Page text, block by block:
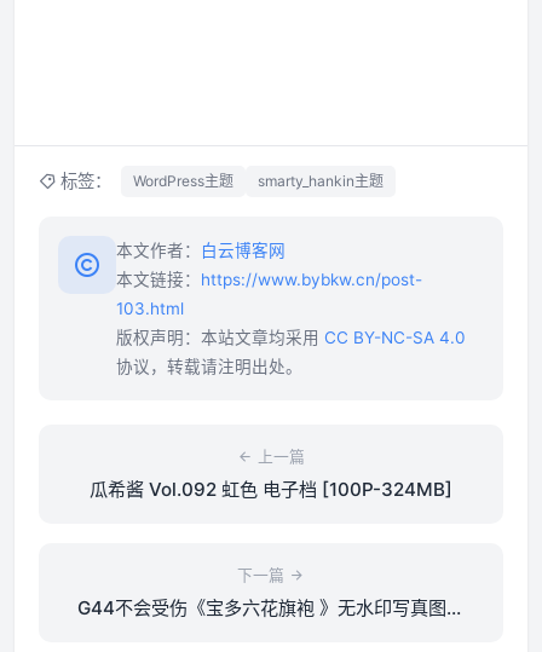
标签： WordPress主题 smarty_hankin主题
本文作者：
白云博客网
本文链接： https://www.bybkw.cn/post-
103.html
版权声明：本站文章均采用 CC BY-NC-SA 4.0
协议，转载请注明出处。
上一篇
瓜希酱 Vol.092 虹色 电子档 [100P-324MB]
下一篇
G44不会受伤《宝多六花旗袍 》无水印写真图集